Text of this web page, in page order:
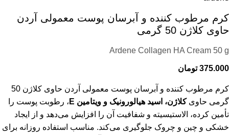
کرم مرطوب کننده و آبرسان پوست معمولی آردن
حاوی کلاژن 50 گرمی
Ardene Collagen HA Cream 50 g
375.000 تومان
کرم مرطوب کننده و آبرسان پوست معمولی آردن حاوی کلاژن 50
گرمی حاویکلاژن، اسید هیالورونیک و ویتامین E
، رطوبت پوست را
تأمین کرده، الاستیسیته و شفافیت آن را افزایش می‌دهد و از ایجاد
خشکی و چین و چروک جلوگیری می‌کند. مناسب استفاده روزانه برای